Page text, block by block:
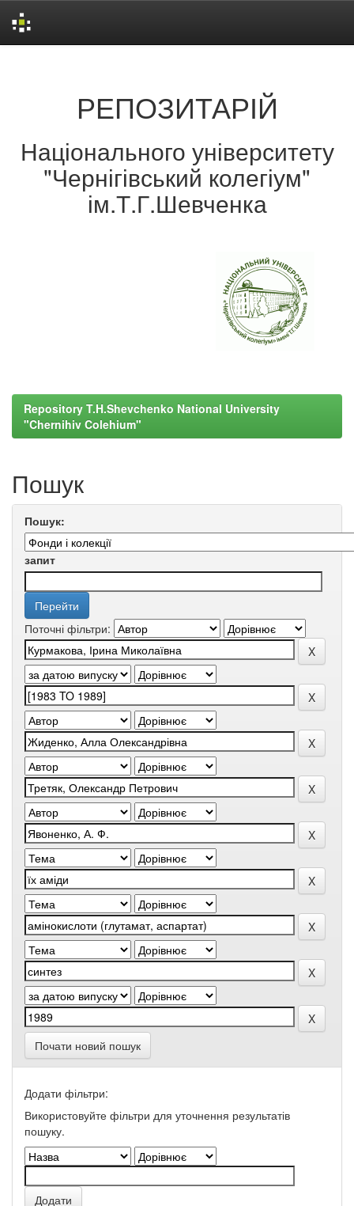
РЕПОЗИТАРІЙ
Національного університету
"Чернігівський колегіум"
ім.Т.Г.Шевченка
Repository T.H.Shevchenko National University
"Chernihiv Colehium"
Пошук
Пошук:
запит
Поточні фільтри:
Почати новий пошук
Додати фільтри:
Використовуйте фільтри для уточнення результатів
пошуку.